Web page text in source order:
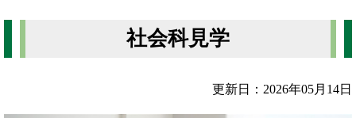
社会科見学
更新日：2026年05月14日